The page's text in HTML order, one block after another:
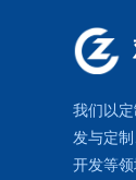
我们以
发与定制
开发等